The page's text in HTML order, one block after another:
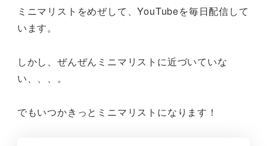
ミニマリストをめぜして、YouTubeを毎日配信して
います。
しかし、ぜんぜんミニマリストに近づいていな
い、、、。
でもいつかきっとミニマリストになります！